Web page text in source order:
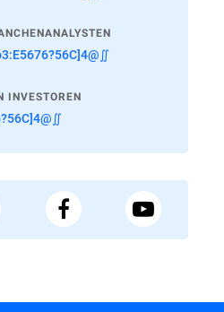
INVESTOREN